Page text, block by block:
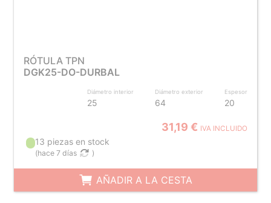
RÓTULA TPN
DGK25-DO-DURBAL
Diámetro interior
25
Diámetro exterior
64
Espesor
20
31,19 € IVA INCLUIDO
13 piezas en stock
(hace 7 días )
AÑADIR A LA CESTA